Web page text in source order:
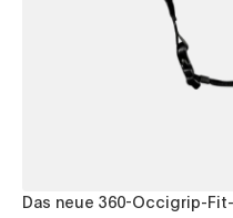
Das neue 360-Occigrip-